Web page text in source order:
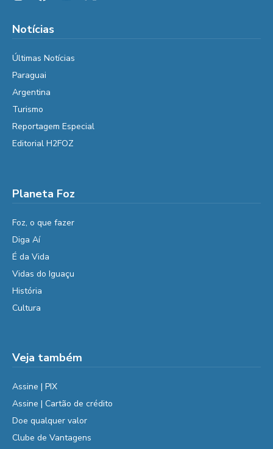
Notícias
Últimas Notícias
Paraguai
Argentina
Turismo
Reportagem Especial
Editorial H2FOZ
Planeta Foz
Foz, o que fazer
Diga Aí
É da Vida
Vidas do Iguaçu
História
Cultura
Veja também
Assine | PIX
Assine | Cartão de crédito
Doe qualquer valor
Clube de Vantagens